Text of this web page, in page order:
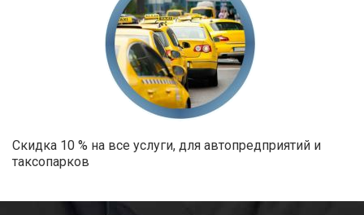
Скидка 10 % на все услуги, для автопредприятий и
таксопарков